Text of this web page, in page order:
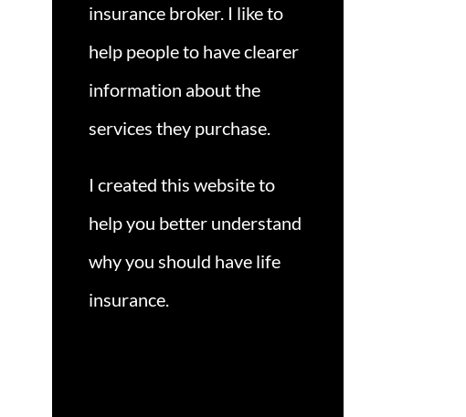
insurance broker. I like to
help people to have clearer
information about the
services they purchase.
I created this website to
help you better understand
why you should have life
insurance.